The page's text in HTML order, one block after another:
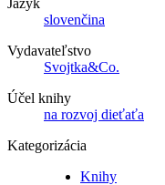
slovenčina
Vydavateľstvo
Svojtka&Co.
Účel knihy
na rozvoj dieťaťa
Kategorizácia
Knihy